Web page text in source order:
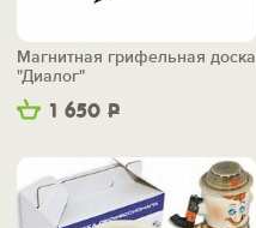
1 650 Р
Магнитная грифельная доска
"Диалог"